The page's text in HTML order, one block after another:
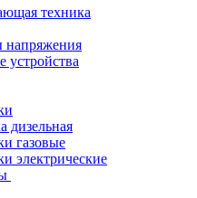
техника
напряжения
устройства
дизельная
газовые
электрические